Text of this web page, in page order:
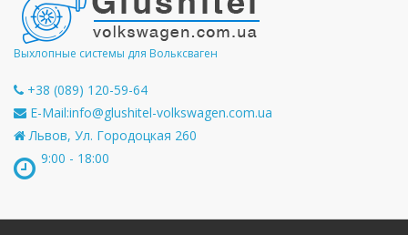
Выхлопные системы для Вольксваген
+38 (089) 120-59-64
E-Mail:info@glushitel-volkswagen.com.ua
Львов, Ул. Городоцкая 260
9:00 - 18:00